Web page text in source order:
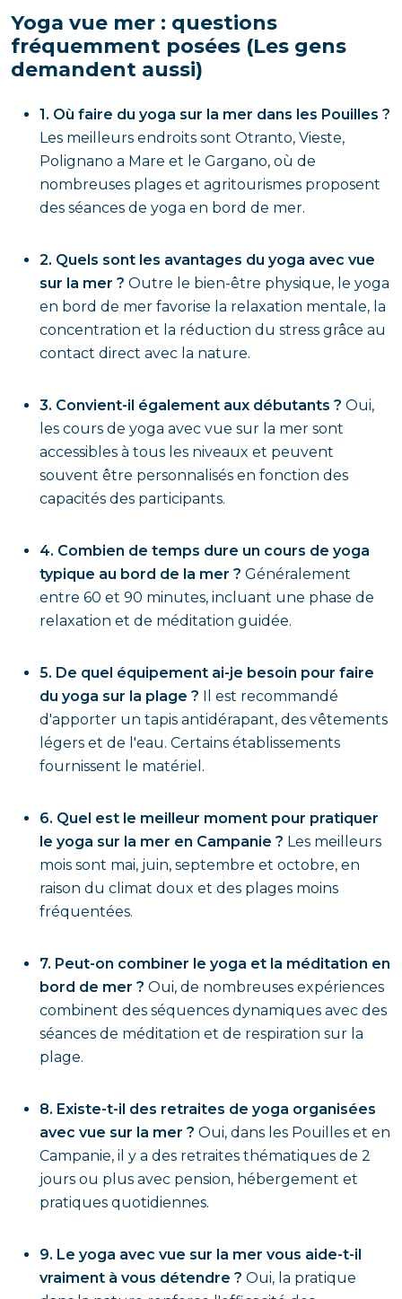
Yoga vue mer : questions
fréquemment posées (Les gens
demandent aussi)
1. Où faire du yoga sur la mer dans les Pouilles ?
Les meilleurs endroits sont Otranto, Vieste,
Polignano a Mare et le Gargano, où de
nombreuses plages et agritourismes proposent
des séances de yoga en bord de mer.
2. Quels sont les avantages du yoga avec vue
sur la mer ? Outre le bien-être physique, le yoga
en bord de mer favorise la relaxation mentale, la
concentration et la réduction du stress grâce au
contact direct avec la nature.
3. Convient-il également aux débutants ? Oui,
les cours de yoga avec vue sur la mer sont
accessibles à tous les niveaux et peuvent
souvent être personnalisés en fonction des
capacités des participants.
4. Combien de temps dure un cours de yoga
typique au bord de la mer ? Généralement
entre 60 et 90 minutes, incluant une phase de
relaxation et de méditation guidée.
5. De quel équipement ai-je besoin pour faire
du yoga sur la plage ? Il est recommandé
d'apporter un tapis antidérapant, des vêtements
légers et de l'eau. Certains établissements
fournissent le matériel.
6. Quel est le meilleur moment pour pratiquer
le yoga sur la mer en Campanie ? Les meilleurs
mois sont mai, juin, septembre et octobre, en
raison du climat doux et des plages moins
fréquentées.
7. Peut-on combiner le yoga et la méditation en
bord de mer ? Oui, de nombreuses expériences
combinent des séquences dynamiques avec des
séances de méditation et de respiration sur la
plage.
8. Existe-t-il des retraites de yoga organisées
avec vue sur la mer ? Oui, dans les Pouilles et en
Campanie, il y a des retraites thématiques de 2
jours ou plus avec pension, hébergement et
pratiques quotidiennes.
9. Le yoga avec vue sur la mer vous aide-t-il
vraiment à vous détendre ? Oui, la pratique